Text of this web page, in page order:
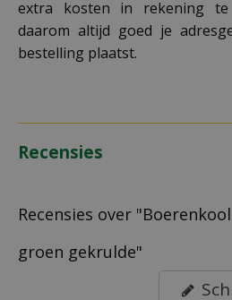
extra kosten in rekening te
daarom altijd goed je
bestelling plaatst.
Recensies
Recensies over
groen gekrulde"